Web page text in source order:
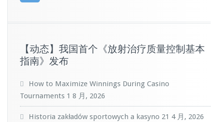
【动态】我国首个《放射治疗质量控制基本
指南》发布
How to Maximize Winnings During Casino
Tournaments 1 8 月, 2026
Historia zakładów sportowych a kasyno 21 4 月, 2026